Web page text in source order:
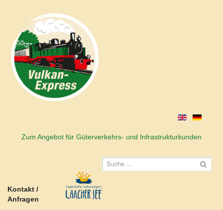
Zum Angebot für Güterverkehrs- und Infrastrukturkunden
Kontakt /
Anfragen